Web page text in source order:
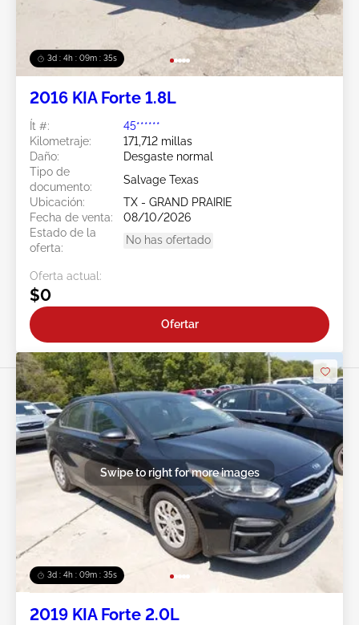
3d : 4h : 09m : 33s
2016 KIA Forte 1.8L
Ít #:
45******
Kilometraje:
171,712 millas
Daño:
Desgaste normal
Tipo de
documento:
Salvage Texas
Ubicación:
TX - GRAND PRAIRIE
Fecha de venta:
08/10/2026
Estado de la
oferta:
No has ofertado
Oferta actual:
$0
Ofertar
3d : 4h : 09m : 33s
Swipe to right for more images
2019 KIA Forte 2.0L